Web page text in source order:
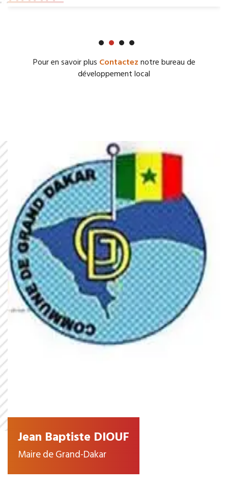
Pour en savoir plus Contacteznotre bureau de
développement local
Jean Baptiste DIOUF
Maire de Grand-Dakar